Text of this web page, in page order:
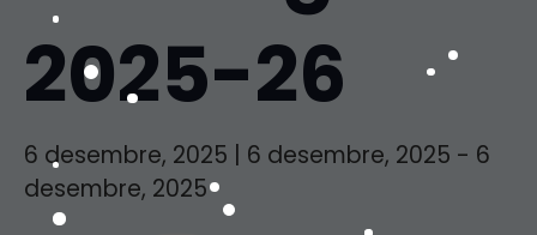
2025-26
6 desembre, 2025 | 6 desembre, 2025 - 6
desembre, 2025